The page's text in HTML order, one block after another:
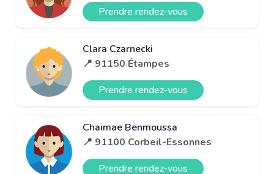
Prendre rendez-vous
Clara Czarnecki
📍 91150 Étampes
Prendre rendez-vous
Chaimae Benmoussa
📍 91100 Corbeil-Essonnes
Prendre rendez-vous